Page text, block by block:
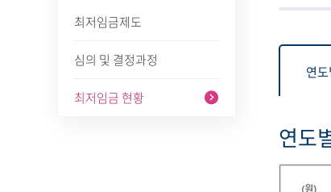
최저임금제도
심의 및 결정과정
최저임금 현황
연
연도